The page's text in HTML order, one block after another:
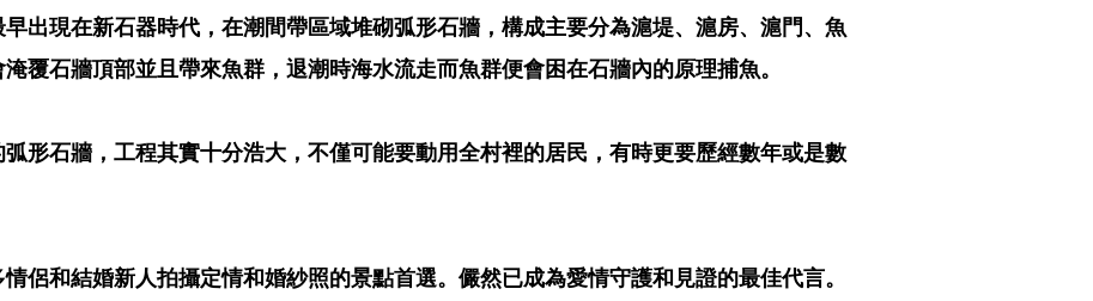
出現在新石器時代，在潮間帶區域堆砌弧形石牆，構成主要分為滬堤、滬房、滬門、魚
覆石牆頂部並且帶來魚群，退潮時海水流走而魚群便會困在石牆內的原理捕魚。
形石牆，工程其實十分浩大，不僅可能要動用全村裡的居民，有時更要歷經數年或是數
侶和結婚新人拍攝定情和婚紗照的景點首選。儼然已成為愛情守護和見證的最佳代言。